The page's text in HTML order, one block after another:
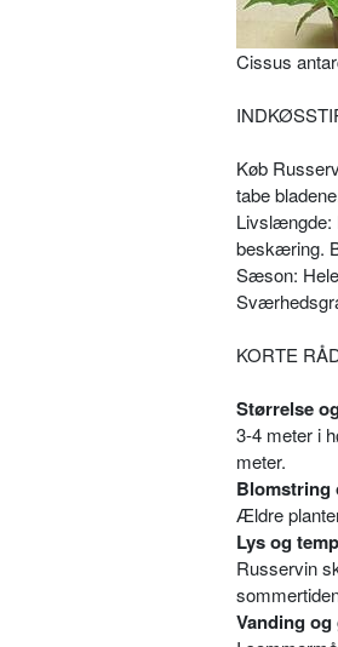
Cissus
Køb
tabe
Livslængde:
beskæring.
Sæson:
KORTE
Størrelse
3-4 meter i
meter.
Blomstring
Ældre
Lys og
Russervin
Vanding